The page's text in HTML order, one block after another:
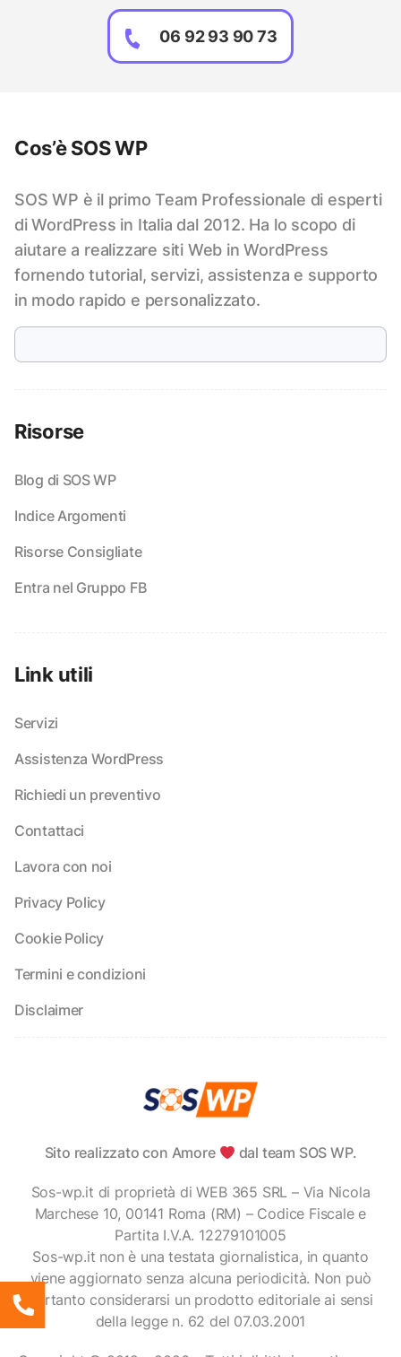
06 92 93 90 73
Cos’è SOS WP
SOS WP è il primo Team Professionale di esperti
di WordPress in Italia dal 2012. Ha lo scopo di
aiutare a realizzare siti Web in WordPress
fornendo tutorial, servizi, assistenza e supporto
in modo rapido e personalizzato.
Risorse
Blog di SOS WP
Indice Argomenti
Risorse Consigliate
Entra nel Gruppo FB
Link utili
Servizi
Assistenza WordPress
Richiedi un preventivo
Contattaci
Lavora con noi
Privacy Policy
Cookie Policy
Termini e condizioni
Disclaimer
Sito realizzato con Amore dal team SOS WP.
Sos-wp.it di proprietà di WEB 365 SRL – Via Nicola
Marchese 10, 00141 Roma (RM) – Codice Fiscale e
Partita I.V.A. 12279101005
Sos-wp.it non è una testata giornalistica, in quanto
viene aggiornato senza alcuna periodicità. Non può
pertanto considerarsi un prodotto editoriale ai sensi
della legge n. 62 del 07.03.2001